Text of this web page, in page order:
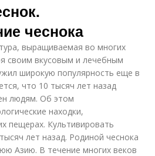
Чеснок для
поджелудочной
железы
Чеснок при подагре
чеснока
выращиваемая во многих
своим вкусовым и лечебным
широкую популярность еще в
что 10 тысяч лет назад
людям. Об этом
находки,
пещерах. Культивировать
лет назад. Родиной чеснока
Азию. В течение многих веков